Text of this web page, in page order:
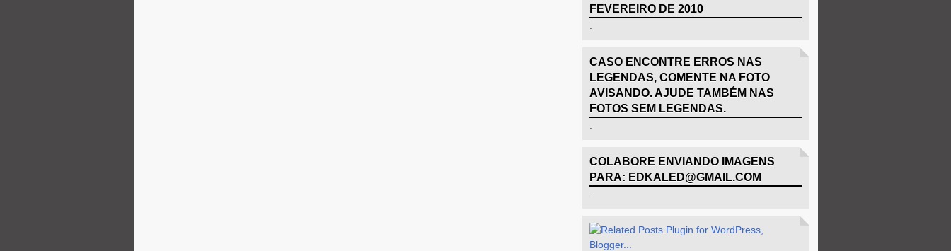
FEVEREIRO DE 2010
CASO ENCONTRE ERROS NAS
LEGENDAS, COMENTE NA FOTO
AVISANDO. AJUDE TAMBÉM NAS
FOTOS SEM LEGENDAS.
COLABORE ENVIANDO IMAGENS
PARA: EDKALED@GMAIL.COM